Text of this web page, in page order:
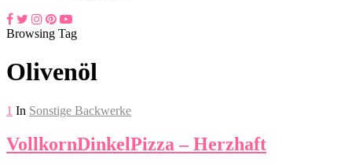
Browsing Tag
Olivenöl
1 In Sonstige Backwerke
VollkornDinkelPizza – Herzhaft